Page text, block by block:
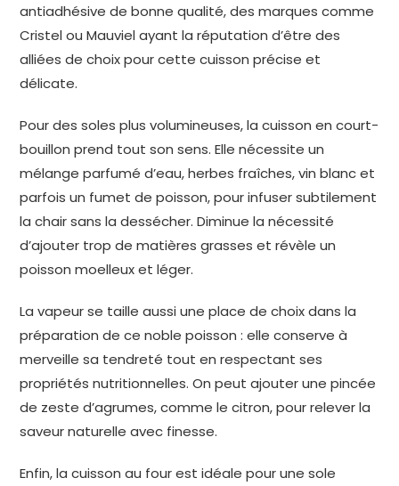
antiadhésive de bonne qualité, des marques comme
Cristel ou Mauviel ayant la réputation d’être des
alliées de choix pour cette cuisson précise et
délicate.
Pour des soles plus volumineuses, la cuisson en court-
bouillon prend tout son sens. Elle nécessite un
mélange parfumé d’eau, herbes fraîches, vin blanc et
parfois un fumet de poisson, pour infuser subtilement
la chair sans la dessécher. Diminue la nécessité
d’ajouter trop de matières grasses et révèle un
poisson moelleux et léger.
La vapeur se taille aussi une place de choix dans la
préparation de ce noble poisson : elle conserve à
merveille sa tendreté tout en respectant ses
propriétés nutritionnelles. On peut ajouter une pincée
de zeste d’agrumes, comme le citron, pour relever la
saveur naturelle avec finesse.
Enfin, la cuisson au four est idéale pour une sole